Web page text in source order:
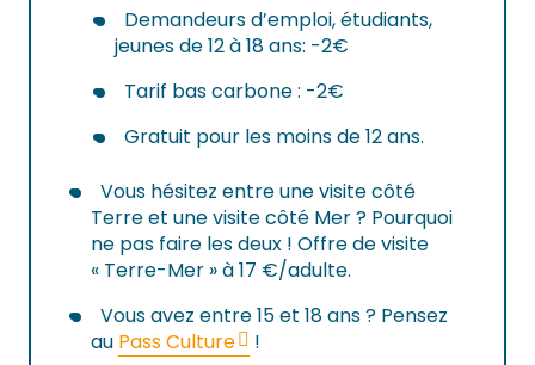
Demandeurs d’emploi, étudiants,
jeunes de 12 à 18 ans: -2€
Tarif bas carbone : -2€
Gratuit pour les moins de 12 ans.
Vous hésitez entre une visite côté
Terre et une visite côté Mer ? Pourquoi
ne pas faire les deux ! Offre de visite
« Terre-Mer » à 17 €/adulte.
Vous avez entre 15 et 18 ans ? Pensez
au Pass Culture
!